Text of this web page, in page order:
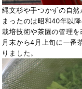
縄文杉や手つかずの自
まったのは昭和40年以
栽培技術や茶園の管理
月末から4月上旬に一番
りました。